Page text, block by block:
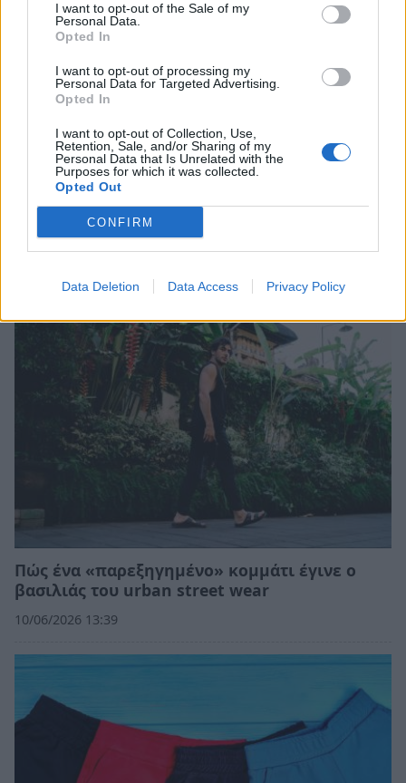
I want to opt-out of the Sale of my
Personal Data.
Opted In
I want to opt-out of processing my
Personal Data for Targeted Advertising.
Opted In
I want to opt-out of Collection, Use,
Retention, Sale, and/or Sharing of my
Personal Data that Is Unrelated with the
Purposes for which it was collected.
Opted Out
CONFIRM
Data Deletion Data Access Privacy Policy
5 έξυπνες αγορές που θα ανανεώσουν πλήρως
την καλοκαιρινή σου γκαρνταρόμπα
09/07/2026 13:36
Πώς ένα «παρεξηγημένο» κομμάτι έγινε ο
βασιλιάς του urban street wear
10/06/2026 13:39